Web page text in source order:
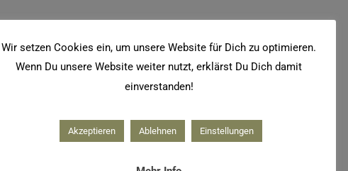
Wir setzen Cookies ein, um unsere Website für Dich zu optimieren.
Wenn Du unsere Website weiter nutzt, erklärst Du Dich damit
einverstanden!
Akzeptieren Ablehnen Einstellungen